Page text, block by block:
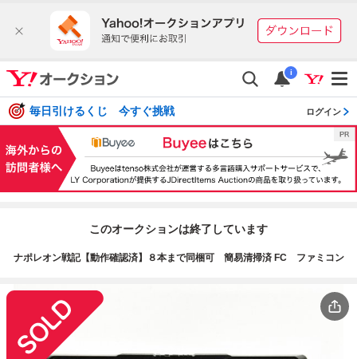
i
毎日引けるくじ 今すぐ挑戦 ログイン
このオークションは終了しています
ナポレオン戦記【動作確認済】８本まで同梱可 簡易清掃済 FC ファミコン